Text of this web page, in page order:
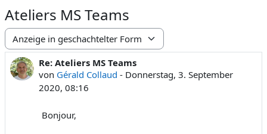
Ateliers MS Teams
Anzeigemodus
Re: Ateliers MS Teams
von Gérald Collaud - Donnerstag, 3. September
2020, 08:16
Anzahl Antworten: 0
Bonjour,